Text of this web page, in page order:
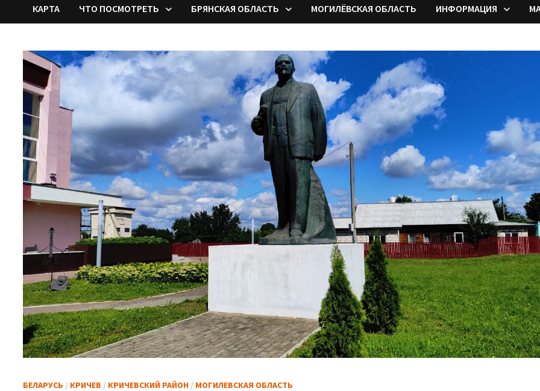
КАРТА ЧТО ПОСМОТРЕТЬ БРЯНСКАЯ ОБЛАСТЬ МОГИЛЁВСКАЯ ОБЛАСТЬ ИНФОРМАЦИЯ
БЕЛАРУСЬ / КРИЧЕВ / КРИЧЕВСКИЙ РАЙОН / МОГИЛЕВСКАЯ ОБЛАСТЬ